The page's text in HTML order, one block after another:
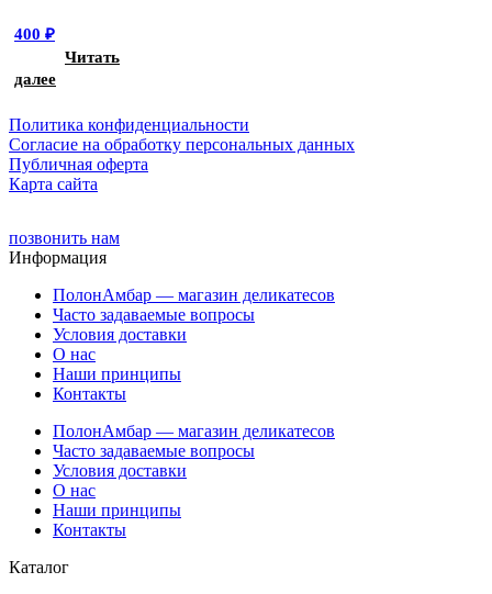
400 ₽
Читать
далее
Политика конфиденциальности
Cогласие на обработку персональных данных
Публичная оферта
Карта сайта
позвонить нам
Информация
ПолонАмбар — магазин деликатесов
Часто задаваемые вопросы
Условия доставки
О нас
Наши принципы
Контакты
ПолонАмбар — магазин деликатесов
Часто задаваемые вопросы
Условия доставки
О нас
Наши принципы
Контакты
Каталог